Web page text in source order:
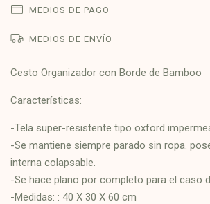
MEDIOS DE PAGO
MEDIOS DE ENVÍO
Cesto Organizador con Borde de Bamboo
Características:
-Tela super-resistente tipo oxford
-Se mantiene siempre parado sin ropa.
interna colapsable.
-Se hace plano por completo para el caso
-Medidas: : 40 X 30 X 60 cm